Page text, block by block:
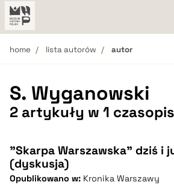
home lista autorów autor
S. Wyganowski
2 artykuły w 1
"Skarpa Warszawska" dziś i
(dyskusja)
Opublikowano w: Kronika Warszawy